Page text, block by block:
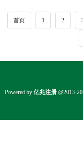
首页 1 2
Powered by 亿兆注册 @2013-